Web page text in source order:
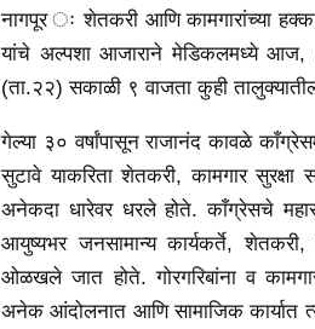
नागपूर ः शेतकरी आणि कामगारांच्या
यांचे अल्पशा आजाराने मेडिकलमध्ये आज,
(ता.२२) सकाळी ९ वाजता कुही
गेल्या ३० वर्षांपासून राजानंद कावळे
सुटावे याकरिता शेतकरी, कामगार सुरक्षा
अनेकदा धारेवर धरले होते. काँग्रेसचे
आयुष्यभर जनसामान्य कार्यकर्ते,
ओळखले जात होते. गोरगरिबांना व
अनेक आंदोलनात आणि सामाजिक कार्यात